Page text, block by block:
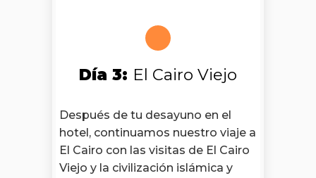
Día 3: El Cairo Viejo
Después de tu desayuno en el
hotel, continuamos nuestro viaje a
El Cairo con las visitas de El Cairo
Viejo y la civilización islámica y